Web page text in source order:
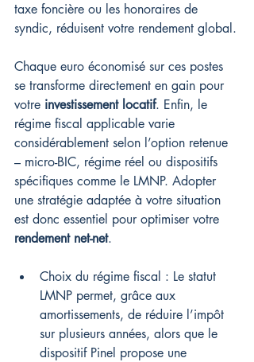
taxe foncière ou les honoraires de
syndic, réduisent votre rendement global.
Chaque euro économisé sur ces postes
se transforme directement en gain pour
votre investissement locatif. Enfin, le
régime fiscal applicable varie
considérablement selon l’option retenue
– micro-BIC, régime réel ou dispositifs
spécifiques comme le LMNP. Adopter
une stratégie adaptée à votre situation
est donc essentiel pour optimiser votre
rendement net-net.
Choix du régime fiscal : Le statut
LMNP permet, grâce aux
amortissements, de réduire l’impôt
sur plusieurs années, alors que le
dispositif Pinel propose une